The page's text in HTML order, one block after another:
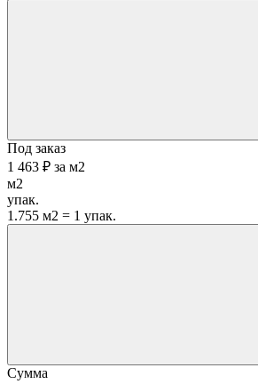
Под заказ
1 463 ₽ за м2
м2
упак.
1.755 м2 = 1 упак.
Сумма